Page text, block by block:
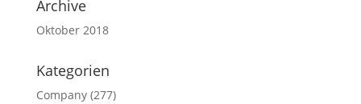
Archive
Oktober 2018
Kategorien
Company(277)